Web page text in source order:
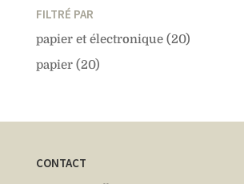
FILTRÉ PAR
papier et électronique (20)
papier (20)
CONTACT